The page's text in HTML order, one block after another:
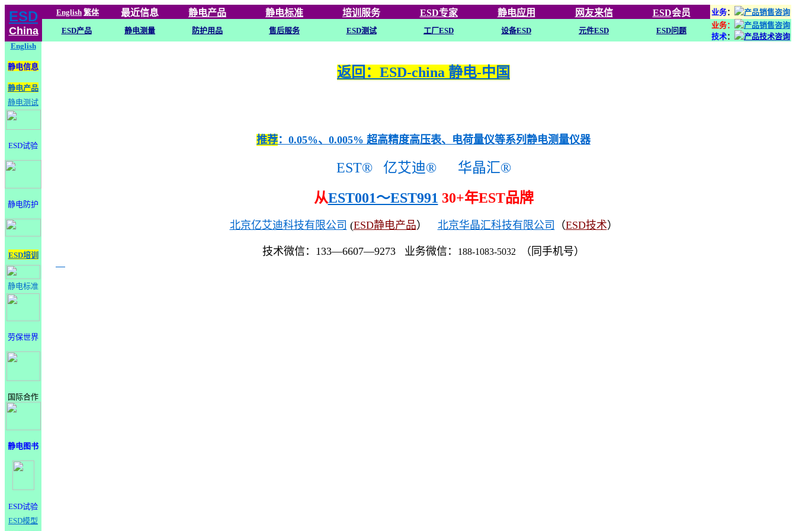
ESD
China
English 繁体 最近信息 静电产品 静电标准 培训 服务 ESD专家 静电应用 网友来信 ESD会员 业务：
ESD产品 静电测量 防护用品 售后服务 ESD测试 工厂ESD 设备ESD 元件ESD ESD问题
业务：
技术：
English
静电信息
静电产品
静电测试
ESD试验
静电防护
ESD培训
静电标准
劳保世界
国际合作
静电图书
ESD试验
ESD模型
返回：ESD-china 静电-中国
推荐：0.05%、0.005% 超高精度高压表、电荷量仪等系列静电测量仪器
EST® 亿艾迪®
华晶汇®
从EST001～EST991 30+年EST品牌
北京亿艾迪科技有限公司 (ESD静电产品） 北京华晶汇科技有限公司 （ESD技术）
技术微信：133—6607—9273 业务微信： 188-1083-5032 （同手机号）